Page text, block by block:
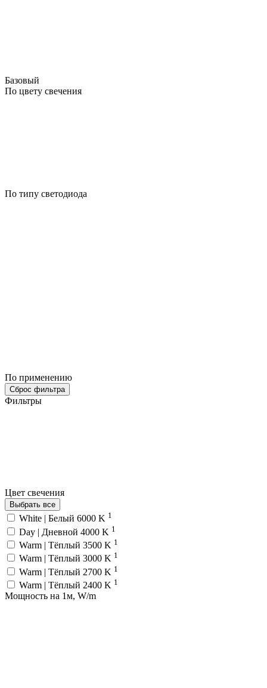
Базовый
По цвету свечения
По типу светодиода
По применению
Сброс фильтра
Фильтры
Цвет свечения
Выбрать все
White | Белый 6000 K 1
Day | Дневной 4000 K 1
Warm | Тёплый 3500 K 1
Warm | Тёплый 3000 K 1
Warm | Тёплый 2700 K 1
Warm | Тёплый 2400 K 1
Мощность на 1м, W/m